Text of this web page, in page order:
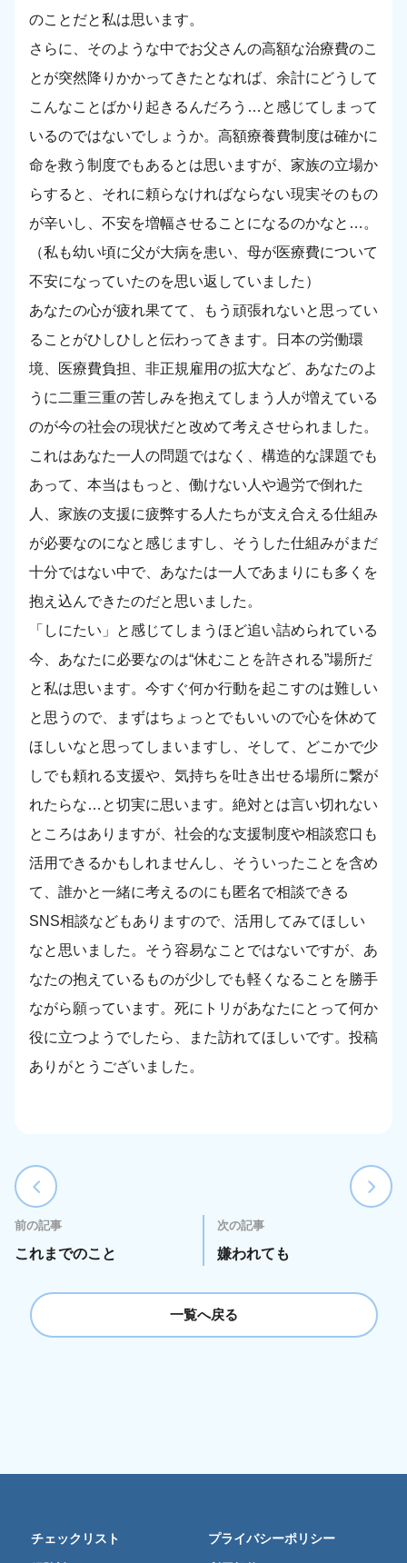
のことだと私は思います。
さらに、そのような中でお父さんの高額な治療費のこ
とが突然降りかかってきたとなれば、余計にどうして
こんなことばかり起きるんだろう…と感じてしまって
いるのではないでしょうか。高額療養費制度は確かに
命を救う制度でもあるとは思いますが、家族の立場か
らすると、それに頼らなければならない現実そのもの
が辛いし、不安を増幅させることになるのかなと…。
（私も幼い頃に父が大病を患い、母が医療費について
不安になっていたのを思い返していました）
あなたの心が疲れ果てて、もう頑張れないと思ってい
ることがひしひしと伝わってきます。日本の労働環
境、医療費負担、非正規雇用の拡大など、あなたのよ
うに二重三重の苦しみを抱えてしまう人が増えている
のが今の社会の現状だと改めて考えさせられました。
これはあなた一人の問題ではなく、構造的な課題でも
あって、本当はもっと、働けない人や過労で倒れた
人、家族の支援に疲弊する人たちが支え合える仕組み
が必要なのになと感じますし、そうした仕組みがまだ
十分ではない中で、あなたは一人であまりにも多くを
抱え込んできたのだと思いました。
「しにたい」と感じてしまうほど追い詰められている
今、あなたに必要なのは“休むことを許される”場所だ
と私は思います。今すぐ何か行動を起こすのは難しい
と思うので、まずはちょっとでもいいので心を休めて
ほしいなと思ってしまいますし、そして、どこかで少
しでも頼れる支援や、気持ちを吐き出せる場所に繋が
れたらな…と切実に思います。絶対とは言い切れない
ところはありますが、社会的な支援制度や相談窓口も
活用できるかもしれませんし、そういったことを含め
て、誰かと一緒に考えるのにも匿名で相談できる
SNS相談などもありますので、活用してみてほしい
なと思いました。そう容易なことではないですが、あ
なたの抱えているものが少しでも軽くなることを勝手
ながら願っています。死にトリがあなたにとって何か
役に立つようでしたら、また訪れてほしいです。投稿
ありがとうございました。
前の記事
これまでのこと
次の記事
嫌われても
一覧へ戻る
チェックリスト プライバシーポリシー